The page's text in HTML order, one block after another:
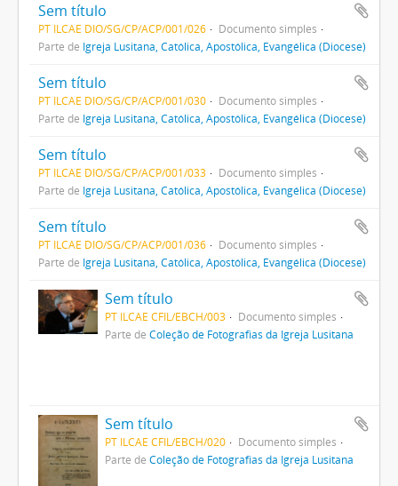
Sem título
PT ILCAE DIO/SG/CP/ACP/001/026
Documento simples
Parte de Igreja Lusitana, Católica, Apostólica, Evangélica (Diocese)
Sem título
PT ILCAE DIO/SG/CP/ACP/001/030
Documento simples
Parte de Igreja Lusitana, Católica, Apostólica, Evangélica (Diocese)
Sem título
PT ILCAE DIO/SG/CP/ACP/001/033
Documento simples
Parte de Igreja Lusitana, Católica, Apostólica, Evangélica (Diocese)
Sem título
PT ILCAE DIO/SG/CP/ACP/001/036
Documento simples
Parte de Igreja Lusitana, Católica, Apostólica, Evangélica (Diocese)
Sem título
PT ILCAE CFIL/EBCH/003
Documento simples
Parte de Coleção de Fotografias da Igreja Lusitana
Sem título
PT ILCAE CFIL/EBCH/020
Documento simples
Parte de Coleção de Fotografias da Igreja Lusitana